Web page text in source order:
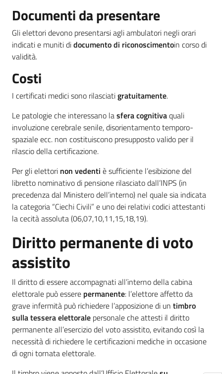
Documenti da presentare
Gli elettori devono presentarsi agli ambulatori negli orari
indicati e muniti didocumento di riconoscimentoin corso di
validità.
Costi
I certificati medici sono rilasciatigratuitamente.
Le patologie che interessano lasfera cognitivaquali
involuzione cerebrale senile, disorientamento temporo-
spaziale ecc. non costituiscono presupposto valido per il
rilascio della certificazione.
Per gli elettori non vedenti è sufficiente l’esibizione del
libretto nominativo di pensione rilasciato dall’INPS (in
precedenza dal Ministero dell’interno) nel quale sia indicata
la categoria “Ciechi Civili” e uno dei relativi codici attestanti
la cecità assoluta (06,07,10,11,15,18,19).
Diritto permanente di voto
assistito
Il diritto di essere accompagnati all’interno della cabina
elettorale può essere permanente: l’elettore affetto da
grave infermità può richiedere l’apposizione di un timbro
sulla tessera elettorale personale che attesti il diritto
permanente all’esercizio del voto assistito, evitando così la
necessità di richiedere le certificazioni mediche in occasione
di ogni tornata elettorale.